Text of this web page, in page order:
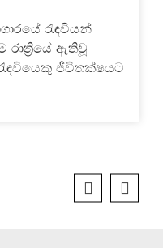
රැඳවියන්
රාත්‍රියේ ඇතිවූ
ජීවිතක්ෂයට